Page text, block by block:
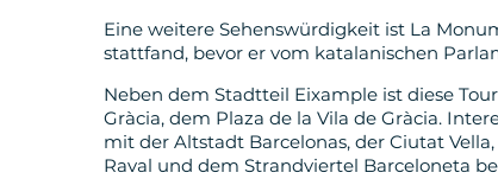
Eine weitere Sehenswürdigkeit ist La
stattfand, bevor er vom katalanischen
Neben dem Stadtteil Eixample ist diese
Gràcia, dem Plaza de la Vila de Gràcia.
mit der Altstadt Barcelonas, der Ciutat
Raval und dem Strandviertel Barceloneta